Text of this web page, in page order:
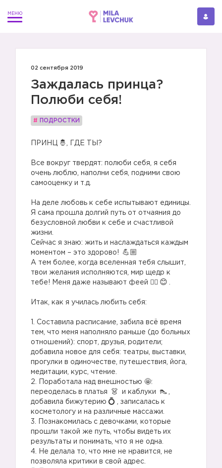
02 сентября 2019
Заждалась принца?
Полюби себя!
# ПОДРОСТКИ
ПРИНЦ 🤴, ГДЕ ТЫ?
Все вокруг твердят: полюби себя, я себя
очень люблю, наполни себя, подними свою
самооценку и т.д.
На деле любовь к себе испытывают единицы.
Я сама прошла долгий путь от отчаяния до
безусловной любви к себе и счастливой
жизни.
Сейчас я знаю: жить и наслаждаться каждым
моментом – это здорово!
А тем более, когда вселенная тебя слышит,
твои желания исполняются, мир щедр к
тебе! Меня даже называют феей 🧚‍♀️
Итак, как я училась любить себя:
1. Составила расписание, забила всё время
тем, что меня наполняло раньше (до больных
отношений): спорт, друзья, родители;
добавила новое для себя: театры, выставки,
прогулки в одиночестве, путешествия, йога,
медитации, курс, чтение.
2. Поработала над внешностью 🤩:
переоделась в платья
и каблуки
добавила бижутерию
, записалась к
косметологу и на различные массажи.
3. Познакомилась с девочками, которые
прошли такой же путь, чтобы видеть их
результаты и понимать, что я не одна.
4. Не делала то, что мне не нравится, не
позволяла критики в свой адрес.